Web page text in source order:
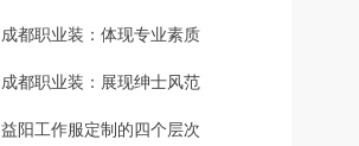
成都职业装：体现专业素质
成都职业装：展现绅士风范
益阳工作服定制的四个层次